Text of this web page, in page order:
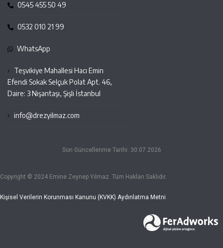
0545 455 50 49
0532 010 21 99
WhatsApp
Teşvikiye Mahallesi Hacı Emin
Efendi Sokak Selçuk Polat Apt. 46,
Daire: 3 Nişantaşı, Şişli İstanbul
info@drezyilmaz.com
Son Güncellenme Tarihi: 30.07.2026
Copyright © 2024 Emine Zeynep Yılmaz. Tüm Hakları Saklıdır.
Kişisel Verilerin Korunması Kanunu (KVKK) Aydınlatma Metni